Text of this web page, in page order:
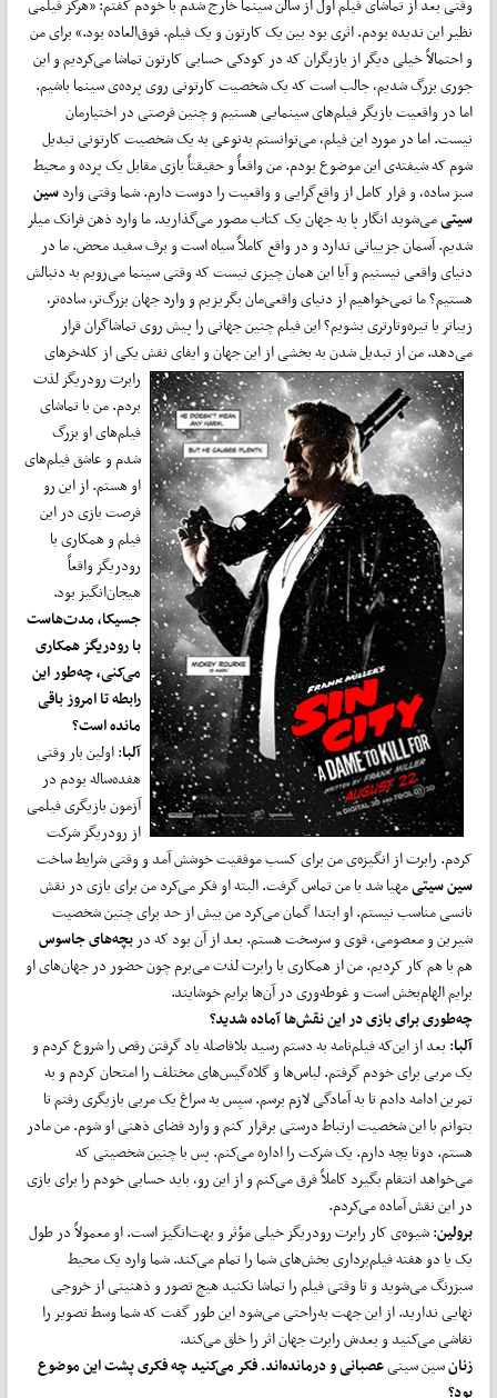
نظیر این ندیده بودم. اثری بود بین یک کارتون و یک فیلم. فوق‌العاده بود.» برای من
و احتمالاً خیلی دیگر از بازیگران که در کودکی حسابی کارتون تماشا می‌کردیم و این
جوری بزرگ شدیم، جالب است که یک شخصیت کارتونی روی پرده‌ی سینما باشیم.
اما در واقعیت بازیگر فیلم‌های سینمایی هستیم و چنین فرصتی در اختیارمان
نیست. اما در مورد این فیلم، می‌توانستم به‌نوعی به یک شخصیت کارتونی تبدیل
شوم که شیفته‌ی این موضوع بودم. من واقعاً و حقیقتاً بازی مقابل یک پرده و محیط
سبز ساده، و فرار کامل از واقع‌گرایی و واقعیت را دوست دارم. شما وقتی واردسین
سیتیمی‌شوید انگار پا به جهان یک کتاب مصور می‌گذارید. ما وارد ذهن فرانک میلر
شدیم. آسمان جزییاتی ندارد و در واقع کاملاً سیاه است و برف سفید محض. ما در
دنیای واقعی نیستیم و آیا این همان چیزی نیست که وقتی سینما می‌رویم به دنبالش
هستیم؟ ما نمی‌خواهیم از دنیای واقعی‌مان بگریزیم و وارد جهان بزرگ‌تر، ساده‌تر،
زیباتر یا تیره‌وتارتری بشویم؟ این فیلم چنین جهانی را پیش روی تماشاگران قرار
می‌دهد. من از تبدیل شدن بهبخشی از این جهان و ایفای نقش یکی از کله‌خرهای
رابرت رودریگز لذت
بردم. من با تماشای
فیلم‌های او بزرگ
شدم و عاشق فیلم‌های
او هستم. از این رو
فرصت بازی در این
فیلم و همکاری با
رودریگز واقعاً
هیجان‌انگیز بود.
جسیکا، مدت‌هاست
با رودریگز همکاری
می‌کنی، چه‌طور این
رابطه تا امروز باقی
مانده است؟
آلبا: اولین بار وقتی
هفده‌ساله بودم در
آزمون بازیگری فیلمی
از رودریگز شرکت
کردم. رابرت از انگیزه‌ی من برای کسب موفقیت خوشش آمد و وقتی شرایط ساخت
سین سیتیمهیا شد با من تماس گرفت. البته او فکر می‌کرد من برای بازی در نقش
نانسی مناسب نیستم. او ابتدا گمان می‌کرد من بیش از حد برای چنین شخصیت
شیرین و معصومی، قوی و سرسخت هستم. بعد از آن بود که در بچه‌های جاسوس
هم با هم کار کردیم. من از همکاری با رابرت لذت می‌برم چون حضور در جهان‌های او
برایم الهام‌بخش است و غوطه‌وری در آن‌ها برایم خوشایند.
چه‌طوری برای بازی در این نقش‌ها آماده شدید؟
آلبا: بعد از این‌که فیلم‌نامه به دستم رسید بلافاصله یاد گرفتن رقص را شروع کردم و
یک مربی برای خودم گرفتم. لباس‌ها و گلاه‌گیس‌های مختلف را امتحان کردم و به
تمرین ادامه دادم تا به آمادگی لازم برسم. سپس به سراغ یک مربی بازیگری رفتم تا
بتوانم با این شخصیت ارتباط درستی برقرار کنم و وارد فضای ذهنی او شوم. من مادر
هستم. دوتا بچه دارم. یک شرکت را اداره می‌کنم. پس با چنین شخصیتی که
می‌خواهد انتقام بگیرد کاملاً فرق می‌کنم و از این رو، باید حسابی خودم را برای بازی
در این نقش آماده می‌کردم.
برولین: شیوه‌ی کار رابرت رودریگز خیلی مؤثر و بهت‌انگیز است. او معمولاً در طول
یک یا دو هفته فیلم‌برداری بخش‌های شما را تمام می‌کند. شما وارد یک محیط
سبزرنگ می‌شوید و تا وقتی فیلم را تماشا نکنید هیچ تصور و ذهنیتی از خروجی
نهایی ندارید. از این جهت به‌راحتی می‌شود این طور گفت که شما وسط تصویر را
نقاشی می‌کنید و بعدش رابرت جهان اثر را خلق می‌کند.
زنانسین سیتیعصبانی و درمانده‌اند. فکر می‌کنید چه فکری پشت این موضوع
بود؟